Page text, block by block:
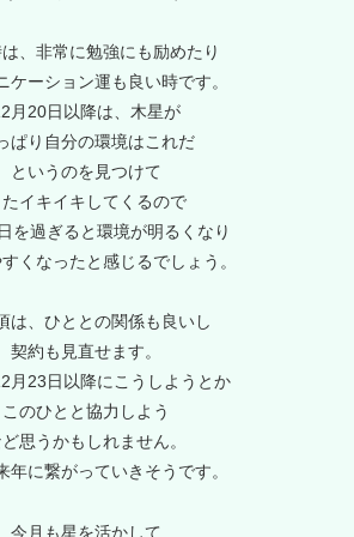
、非常に勉強にも励めたり
ケーション運も良い時です。
月20日以降は、木星が
ぱり自分の環境はこれだ
というのを見つけて
たイキイキしてくるので
を過ぎると環境が明るくなり
くなったと感じるでしょう。
は、ひととの関係も良いし
契約も見直せます。
月23日以降にこうしようとか
このひとと協力しよう
思うかもしれません。
年に繋がっていきそうです。
今月も星を活かして